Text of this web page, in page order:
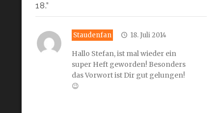
18.”
Staudenfan 18. Juli 2014
Hallo Stefan, ist mal wieder ein
super Heft geworden! Besonders
das Vorwort ist Dir gut gelungen!
😉